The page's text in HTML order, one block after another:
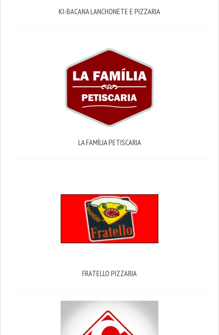
KI-BACANA LANCHONETE E PIZZARIA
LA FAMÍLIA PETISCARIA
FRATELLO PIZZARIA